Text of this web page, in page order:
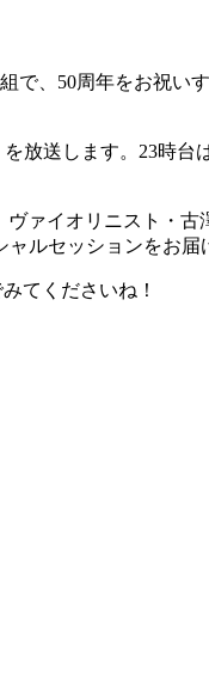
、50周年をお祝い
放送します。23時台
ァイオリニスト・古
ルセッションをお届
てくださいね！